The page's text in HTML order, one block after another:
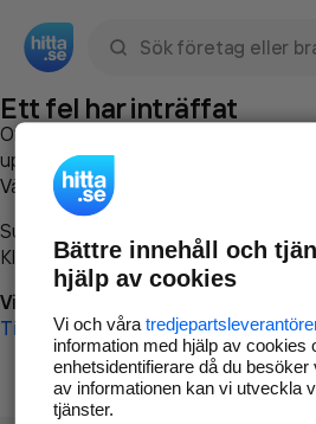
Ett fel har inträffat
Om du vill kan du
uppstod så att vi lättare och snabbare
Vänligen försök med följande:
Surfa till
Klicka påTillbaka-knappen i
Vi beklagar besväret!
Till startsidan
Bättre innehåll och
hjälp av cookies
Vi och våra
information med hjälp av cookies
enhetsidentifierare då du besöker
av informationen kan vi utveckla
tjänster.